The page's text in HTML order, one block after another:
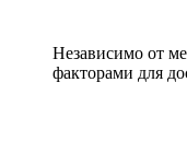
Независимо от
факторами для